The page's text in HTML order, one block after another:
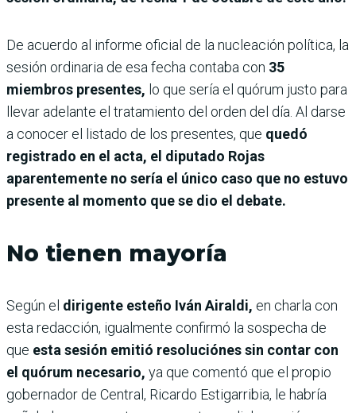
De acuerdo al informe oficial de la nucleación política, la
sesión ordinaria de esa fecha contaba con 35
miembros presentes, lo que sería el quórum justo para
llevar adelante el tratamiento del orden del día. Al darse
a conocer el listado de los presentes, que quedó
registrado en el acta, el diputado Rojas
aparentemente no sería el único caso que no estuvo
presente al momento que se dio el debate.
No tienen mayoría
Según el dirigente esteño Iván Airaldi, en charla con
esta redacción, igualmente confirmó la sospecha de
que esta sesión emitió resoluciónes sin contar con
el quórum necesario, ya que comentó que el propio
gobernador de Central, Ricardo Estigarribia, le habría